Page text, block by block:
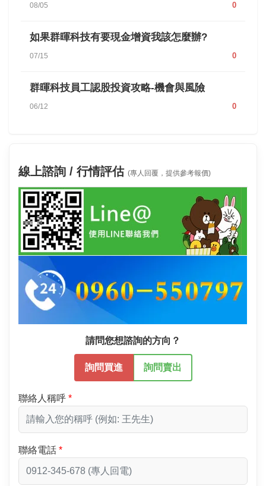
08/05 0
如果群暉科技有要現金增資我該怎麼辦?
07/15 0
群暉科技員工認股投資攻略-機會與風險
06/12 0
線上諮詢 / 行情評估 (專人回覆，提供參考報價)
請問您想諮詢的方向？
詢問買進 詢問賣出
聯絡人稱呼
聯絡電話